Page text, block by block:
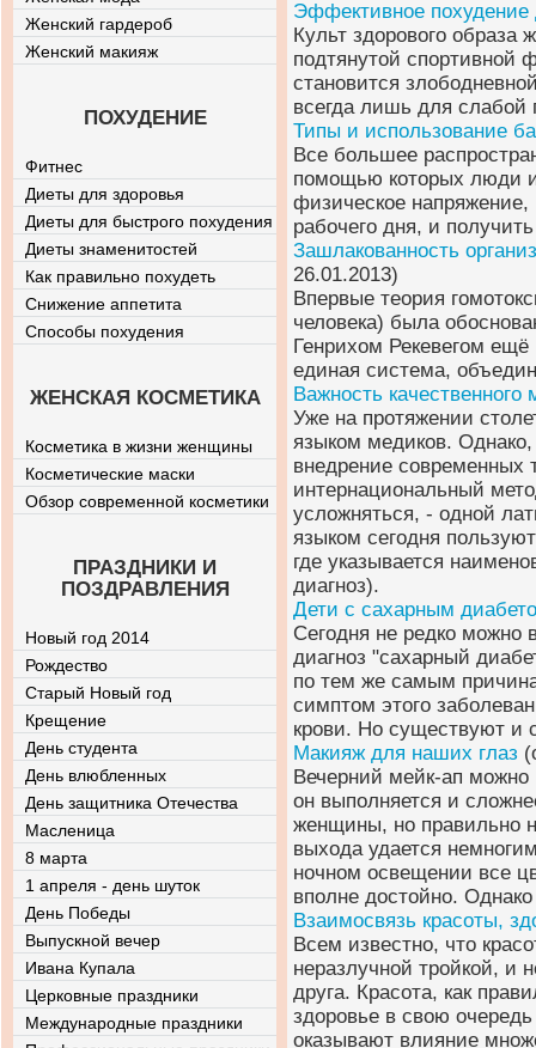
Эффективное похудение
Культ здорового образа
подтянутой спортивной
становится
всегда лишь для слабой
Типы и использование
Все большее
помощью которых люди
физическое напряжение,
рабочего дня, и
Зашлакованность
26.01.2013)
Впервые теория
человека) была
Генрихом Рекевегом
единая система,
Важность качественного
Уже на протяжении
языком медиков.
внедрение современных
интернациональный
усложняться, - одной
языком сегодня
где указывается
диагноз).
Дети с сахарным
Сегодня не редко можно
диагноз "сахарный
по тем же самым
симптом этого
крови. Но существуют и
Макияж для наших глаз
Вечерний мейк-ап
он выполняется и
женщины, но правильно
выхода удается
ночном освещении все
вполне достойно. Однако
Взаимосвязь красоты,
Всем известно, что
неразлучной тройкой, и
друга. Красота, как
здоровье в свою
оказывают влияние
Женский гардероб
Женский макияж
ПОХУДЕНИЕ
Фитнес
Диеты для здоровья
Диеты для быстрого похудения
Диеты знаменитостей
Как правильно похудеть
Снижение аппетита
Способы похудения
ЖЕНСКАЯ КОСМЕТИКА
Косметика в жизни женщины
Косметические маски
Обзор современной косметики
ПРАЗДНИКИ И
ПОЗДРАВЛЕНИЯ
Новый год 2014
Рождество
Старый Новый год
Крещение
День студента
День влюбленных
День защитника Отечества
Масленица
8 марта
1 апреля - день шуток
День Победы
Выпускной вечер
Ивана Купала
Церковные праздники
Международные праздники